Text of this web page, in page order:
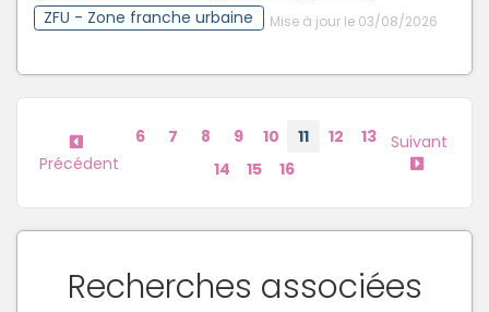
ZFU - Zone franche urbaine
Mise à jour le 03/08/2026
Précédent
6 7 8 9 10 11 12
13
14
15 16
Suivant
Recherches associées